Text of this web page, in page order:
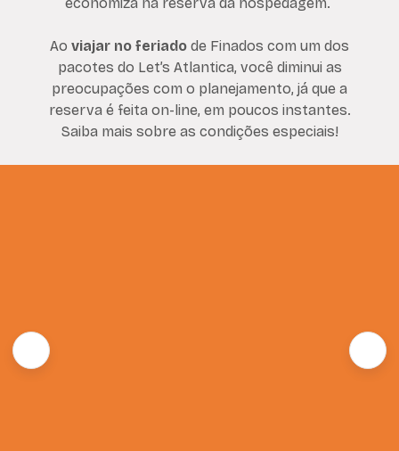
Ao viajar no feriado de Finados com um dos
pacotes do Let’s Atlantica, você diminui as
preocupações com o planejamento, já que a
reserva é feita on-line, em poucos instantes.
Saiba mais sobre as condições especiais!